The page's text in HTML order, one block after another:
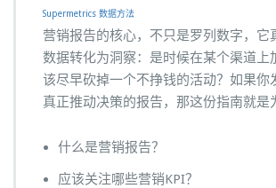
用
功：
营
销
备
Supermetrics 数据方法
营销报告的核心，不只是罗列数字，它
数据转化为洞察：是时候在某个渠道上
该尽早砍掉一个不挣钱的活动？如果你
真正推动决策的报告，那这份指南就是
什么是营销报告？
应该关注哪些营销KPI？